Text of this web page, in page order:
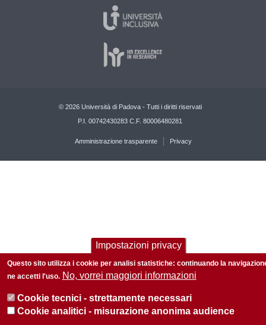
© 2026 Università di Padova - Tutti i diritti riservati
P.I. 00742430283 C.F. 80006480281
Amministrazione trasparente Privacy
Impostazioni privacy
Questo sito utilizza i cookie per analisi statistiche: continuando la
ne accetti l'uso. No, vorrei maggiori informazioni
Cookie tecnici - strettamente necessari
Cookie analitici - misurazione anonima audience